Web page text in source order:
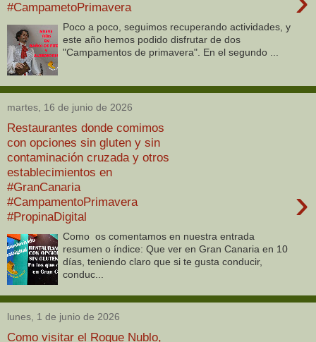
#CampametoPrimavera
Poco a poco, seguimos recuperando actividades, y
este año hemos podido disfrutar de dos
"Campamentos de primavera". En el segundo ...
martes, 16 de junio de 2026
Restaurantes donde comimos
con opciones sin gluten y sin
contaminación cruzada y otros
establecimientos en
#GranCanaria
#CampamentoPrimavera
#PropinaDigital
›
Como os comentamos en nuestra entrada
resumen o índice: Que ver en Gran Canaria en 10
días, teniendo claro que si te gusta conducir,
conduc...
lunes, 1 de junio de 2026
Como visitar el Roque Nublo,